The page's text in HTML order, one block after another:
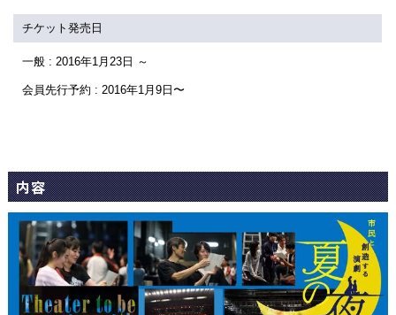
交通アクセス
チケット発売日
一般 : 2016年1月23日 ～
会員先行予約 : 2016年1月9日〜
内容